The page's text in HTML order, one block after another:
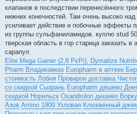
клапанов в последствии перенесённого
нижних конечностей. Там очень высоко
усиливает действие и побочные эффекты
из группы сульфаниламидов. куплю stud
тверская область в гор старица заказать в
сарапул
Elite Mega Gainer (2,8 РєРі), Dymatize
Pharm Владикавказ Europharm в аптеке
стоимость Лобня Провирон доставка
со скидкой Сызрань Europharm дешево
скидкой Норильск Oxandrolon дешево
Азов Amino 1900 Узловая Клюквенный